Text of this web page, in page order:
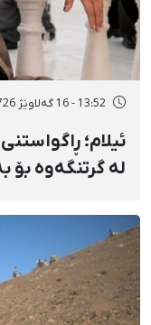
13:52 - 16 گەلاوێژ 2726
ئیلام؛